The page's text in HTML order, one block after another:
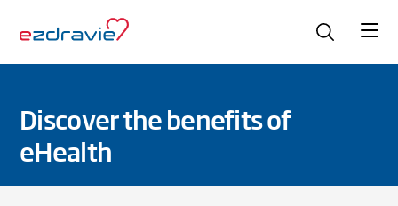
Discover the benefits of
eHealth